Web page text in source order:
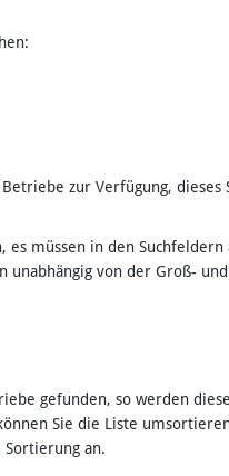
zur Verfügung,
es müssen in den
unabhängig von der Groß-
gefunden, so werden
Sie die Liste
an.